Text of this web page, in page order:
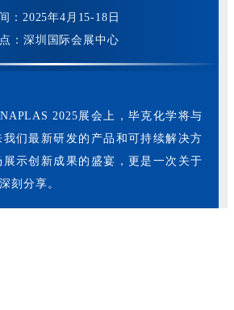
：2025年4月15-18日
：深圳国际会展中心
2025展会上，毕克化学将与
们最新研发的产品和可持续解决方
示创新成果的盛宴，更是一次关于
刻分享。